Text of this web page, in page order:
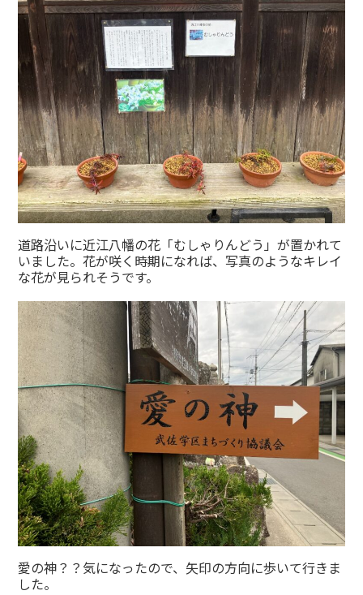
道路沿いに近江八幡の花「むしゃりんどう」が置かれて
いました。花が咲く時期になれば、写真のようなキレイ
な花が見られそうです。
愛の神？？気になったので、矢印の方向に歩いて行きま
した。